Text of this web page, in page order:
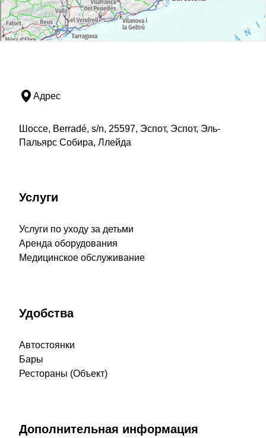
Адрес
Шоссе, Berradé, s/n, 25597, Эспот, Эспот, Эль-
Пальярс Собира, Ллейда
Услуги
Услуги по уходу за детьми
Аренда оборудования
Медицинское обслуживание
Удобства
Автостоянки
Бары
Рестораны (Объект)
Дополнительная информация